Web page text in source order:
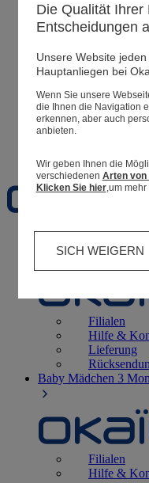
Meine Informationen
Ihre Bestellungen
Warenkorb
Filialen
Hilfe &
Lieferung
Baby Mädchen 3
Filialen
Hilfe &
Die Qualität Ihrer
Entscheidungen
Unsere Website
Hauptanliegen bei
Wenn Sie unsere
die Ihnen die Navigation
erkennen, aber auch
anbieten.
Wir geben Ihnen die
verschiedenen Arten von
Klicken Sie hier,um mehr
SICH WEIGERN